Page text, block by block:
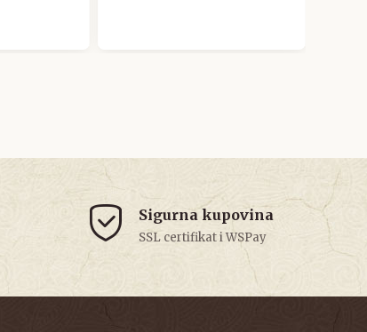
Sigurna kupovina
SSL certifikat i WSPay